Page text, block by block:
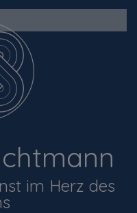
im Herz des